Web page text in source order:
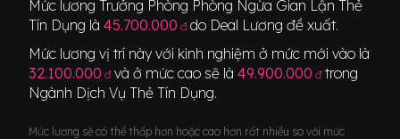
Mức lươngTrưởng Phòng Phòng Ngừa Gian Lận Thẻ
Tín Dụng là45.700.000 đdo Deal Lương đề xuất.
Mức lương vị trí này với kinh nghiệm ở mức mới vào là
32.100.000 đ và ở mức cao sẽ là49.900.000 đ trong
Ngành Dịch Vụ Thẻ Tín Dụng.
Mức lương sẽ có thể thấp hơn hoặc cao hơn rất nhiều so với mức